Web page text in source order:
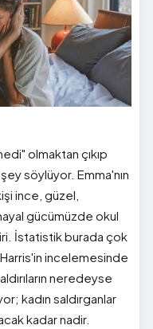
olmaktan çıkıp
söylüyor. Emma'nın
ince, güzel,
gücümüzde okul
İstatistik burada çok
incelemesinde
neredeyse
kadın saldırganlar
kadar nadir.